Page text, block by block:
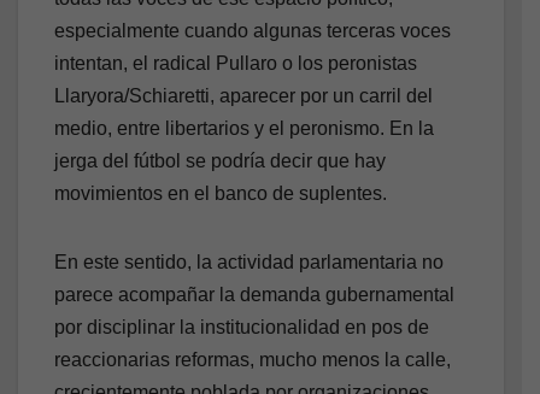
especialmente cuando algunas terceras voces
intentan, el radical Pullaro o los peronistas
Llaryora/Schiaretti, aparecer por un carril del
medio, entre libertarios y el peronismo. En la
jerga del fútbol se podría decir que hay
movimientos en el banco de suplentes.
En este sentido, la actividad parlamentaria no
parece acompañar la demanda gubernamental
por disciplinar la institucionalidad en pos de
reaccionarias reformas, mucho menos la calle,